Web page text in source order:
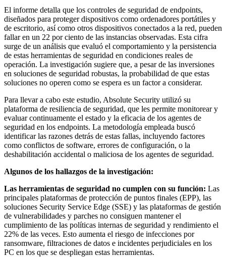
El informe detalla que los controles de seguridad de endpoints,
diseñados para proteger dispositivos como ordenadores portátiles y
de escritorio, así como otros dispositivos conectados a la red, pueden
fallar en un 22 por ciento de las instancias observadas. Esta cifra
surge de un análisis que evaluó el comportamiento y la persistencia
de estas herramientas de seguridad en condiciones reales de
operación. La investigación sugiere que, a pesar de las inversiones
en soluciones de seguridad robustas, la probabilidad de que estas
soluciones no operen como se espera es un factor a considerar.
Para llevar a cabo este estudio, Absolute Security utilizó su
plataforma de resiliencia de seguridad, que les permite monitorear y
evaluar continuamente el estado y la eficacia de los agentes de
seguridad en los endpoints. La metodología empleada buscó
identificar las razones detrás de estas fallas, incluyendo factores
como conflictos de software, errores de configuración, o la
deshabilitación accidental o maliciosa de los agentes de seguridad.
Algunos de los hallazgos de la investigación:
Las herramientas de seguridad no cumplen con su función: Las
principales plataformas de protección de puntos finales (EPP), las
soluciones Security Service Edge (SSE) y las plataformas de gestión
de vulnerabilidades y parches no consiguen mantener el
cumplimiento de las políticas internas de seguridad y rendimiento el
22% de las veces. Esto aumenta el riesgo de infecciones por
ransomware, filtraciones de datos e incidentes perjudiciales en los
PC en los que se despliegan estas herramientas.